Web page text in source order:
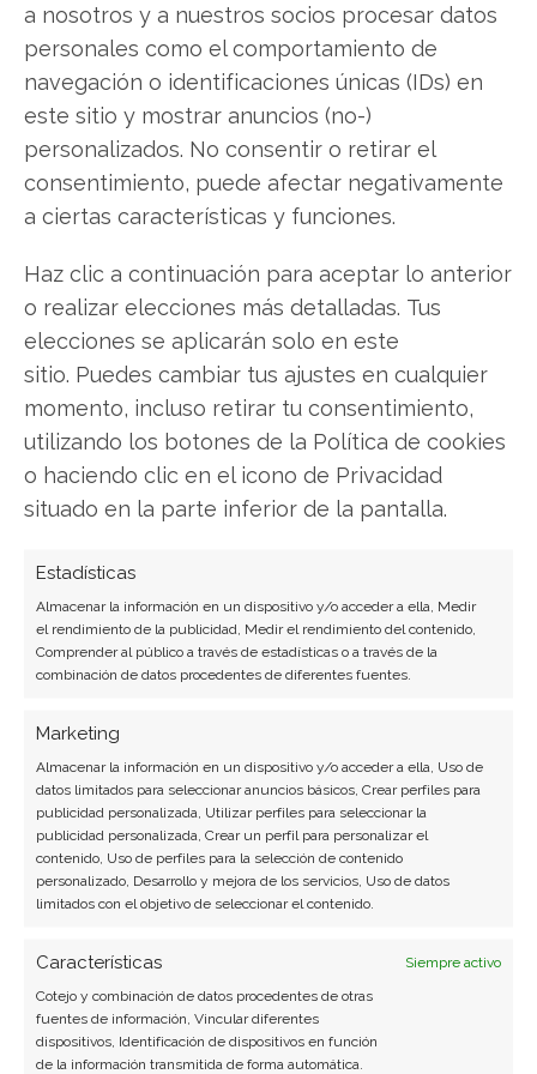
a nosotros y a nuestros socios procesar datos
personales como el comportamiento de
navegación o identificaciones únicas (IDs) en
este sitio y mostrar anuncios (no-)
personalizados. No consentir o retirar el
consentimiento, puede afectar negativamente
a ciertas características y funciones.
Haz clic a continuación para aceptar lo anterior
o realizar elecciones más detalladas. Tus
elecciones se aplicarán solo en este
sitio. Puedes cambiar tus ajustes en cualquier
momento, incluso retirar tu consentimiento,
utilizando los botones de la Política de cookies
o haciendo clic en el icono de Privacidad
situado en la parte inferior de la pantalla.
Estadísticas
Almacenar la información en un dispositivo y/o acceder a ella, Medir
el rendimiento de la publicidad, Medir el rendimiento del contenido,
Comprender al público a través de estadísticas o a través de la
combinación de datos procedentes de diferentes fuentes.
Marketing
Almacenar la información en un dispositivo y/o acceder a ella, Uso de
datos limitados para seleccionar anuncios básicos, Crear perfiles para
publicidad personalizada, Utilizar perfiles para seleccionar la
publicidad personalizada, Crear un perfil para personalizar el
contenido, Uso de perfiles para la selección de contenido
personalizado, Desarrollo y mejora de los servicios, Uso de datos
limitados con el objetivo de seleccionar el contenido.
Características
Siempre activo
Cotejo y combinación de datos procedentes de otras
fuentes de información, Vincular diferentes
dispositivos, Identificación de dispositivos en función
de la información transmitida de forma automática.
LinkedIn
Copiar enlace
SOBRE EL AUTOR
Carmen Ruiz López
Periodista especializada en tecnología y
transformación digital con más de 8 años de
experiencia. Experta en inteligencia artificial,
ciberseguridad y startups tecnológicas.
Ver todos los artículos →
BUSCAR
ARTÍCULOS RECIENTES